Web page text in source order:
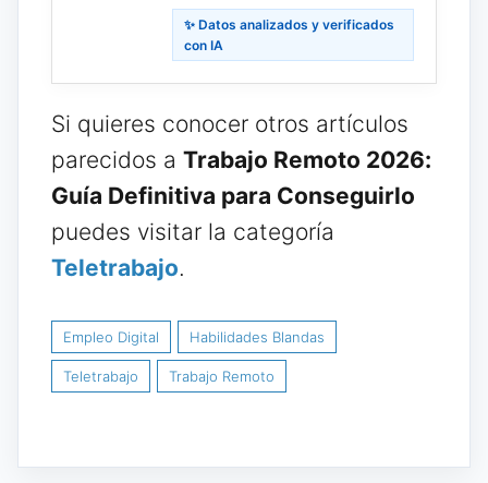
✨ Datos analizados y verificados
con IA
Si quieres conocer otros artículos
parecidos a Trabajo Remoto 2026:
Guía Definitiva para Conseguirlo
puedes visitar la categoría
Teletrabajo.
Empleo Digital Habilidades Blandas
Teletrabajo Trabajo Remoto